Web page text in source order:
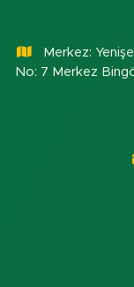
Merkez:
No: 7 Merkez